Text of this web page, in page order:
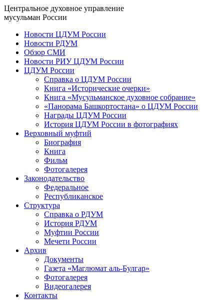
Центральное духовное управление
мусульман России
Новости ЦДУМ России
Новости РДУМ
Обзор СМИ
Новости РИУ ЦДУМ России
ЦДУМ России
Справка о ЦДУМ России
Книга «Исторические очерки»
Книга «Мусульманское духовное собрание»
«Панорама Башкортостана» о ЦДУМ России
Награды ЦДУМ России
История ЦДУМ России в фотографиях
Верховный муфтий
Биография
Книга
Фильм
Фотогалерея
Законодательство
Федеральное
Республиканское
Структура
Справка о РДУМ
История РДУМ
Муфтии России
Мечети России
Архив
Документы
Газета «Маглюмат аль-Булгар»
Фотогалерея
Видеогалерея
Контакты